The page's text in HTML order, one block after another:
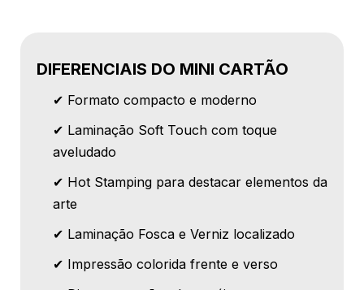
DIFERENCIAIS DO MINI CARTÃO
✔ Formato compacto e moderno
✔ Laminação Soft Touch com toque
aveludado
✔ Hot Stamping para destacar elementos da
arte
✔ Laminação Fosca e Verniz localizado
✔ Impressão colorida frente e verso